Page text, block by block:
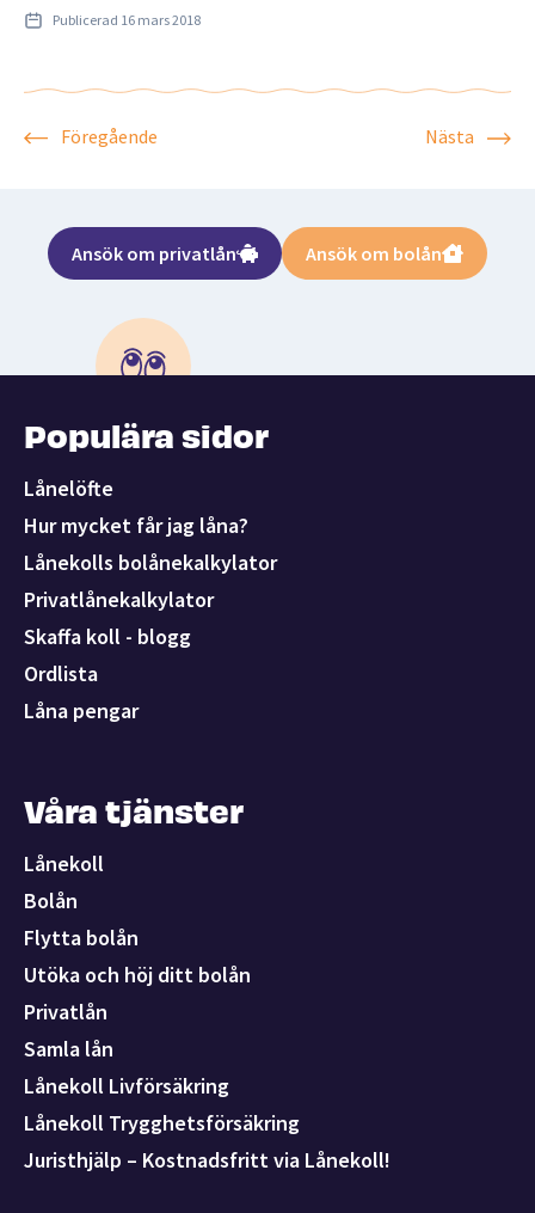
Publicerad 16 mars 2018
Föregående Nästa
Ansök om privatlån Ansök om bolån
Populära sidor
Lånelöfte
Hur mycket får jag låna?
Lånekolls bolånekalkylator
Privatlånekalkylator
Skaffa koll - blogg
Ordlista
Låna pengar
Våra tjänster
Lånekoll
Bolån
Flytta bolån
Utöka och höj ditt bolån
Privatlån
Samla lån
Lånekoll Livförsäkring
Lånekoll Trygghetsförsäkring
Juristhjälp – Kostnadsfritt via Lånekoll!